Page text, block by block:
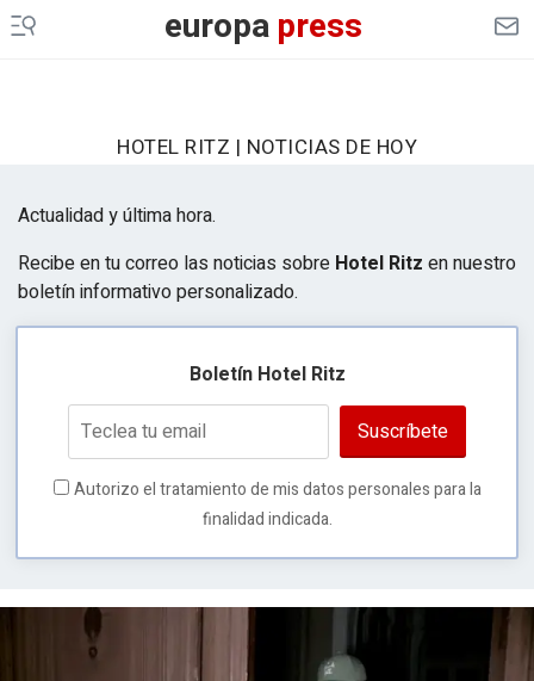
europapress
HOTEL RITZ | NOTICIAS DE HOY
Actualidad y última hora.
Recibe en tu correo las noticias sobre Hotel Ritz en nuestro
boletín informativo personalizado.
Boletín Hotel Ritz
Suscríbete
Autorizo el tratamiento de mis datos personales para la
finalidad indicada.